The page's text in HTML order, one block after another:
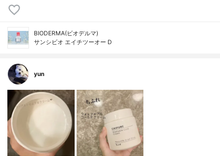
BIODERMA(ビオデルマ)
サンシビオ エイチツーオー D
yun